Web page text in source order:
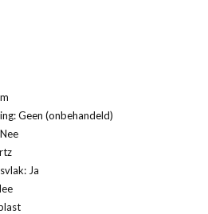
Geen (onbehandeld)
Ja